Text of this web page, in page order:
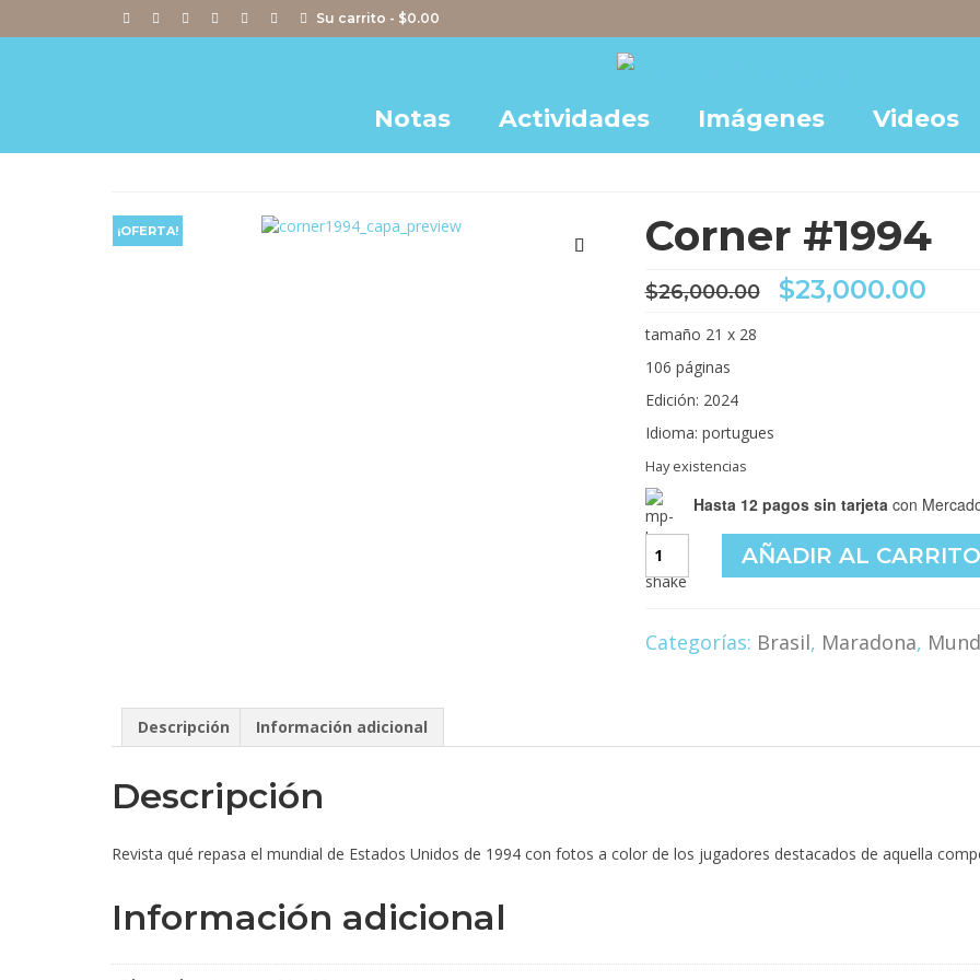
Su carrito - $0.00
Notas Actividades Imágenes Videos
¡OFERTA! Corner #1994
$26,000.00 El
precio
$23,000.00El
tamaño 21 x 28
106 páginas
Edición: 2024
Idioma: portugues
Hay existencias
Hasta 12 pagos sin tarjetacon
#1994
cantidad
AÑADIR AL CARRITO
Categorías: Brasil, Maradona,
Descripción Información adicional
Descripción
Revista qué repasa el mundial de Estados Unidos de 1994 con fotos a color de los jugadores destacados de aquella
Información adicional